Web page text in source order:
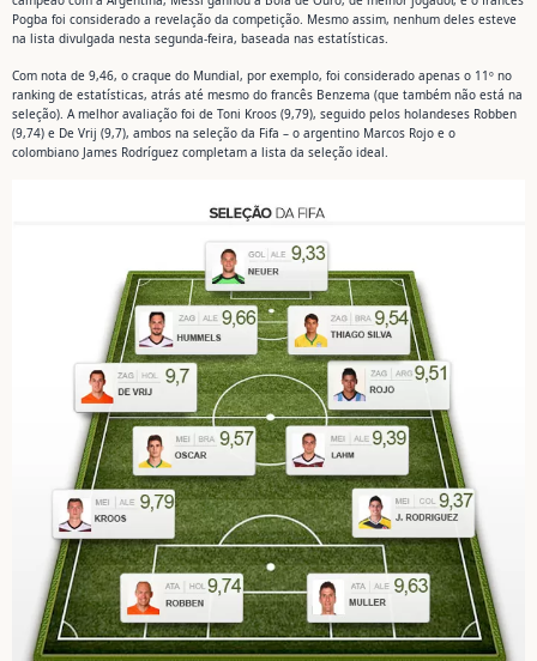
Pogba foi considerado a revelação da competição. Mesmo assim, nenhum deles esteve
na lista divulgada nesta segunda-feira, baseada nas estatísticas.
Com nota de 9,46, o craque do Mundial, por exemplo, foi considerado apenas o 11º no
ranking de estatísticas, atrás até mesmo do francês Benzema (que também não está na
seleção). A melhor avaliação foi de Toni Kroos (9,79), seguido pelos holandeses Robben
(9,74) e De Vrij (9,7), ambos na seleção da Fifa – o argentino Marcos Rojo e o
colombiano James Rodríguez completam a lista da seleção ideal.